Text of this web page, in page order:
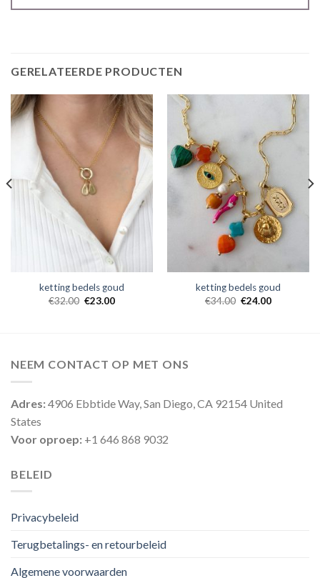
GERELATEERDE PRODUCTEN
ketting bedels goud
€32.00 €23.00
ketting bedels goud
€34.00 €24.00
NEEM CONTACT OP MET ONS
Adres:4906 Ebbtide Way, San Diego, CA 92154 United
States
Voor oproep: +1 646 868 9032
BELEID
Privacybeleid
Terugbetalings- en retourbeleid
Algemene voorwaarden